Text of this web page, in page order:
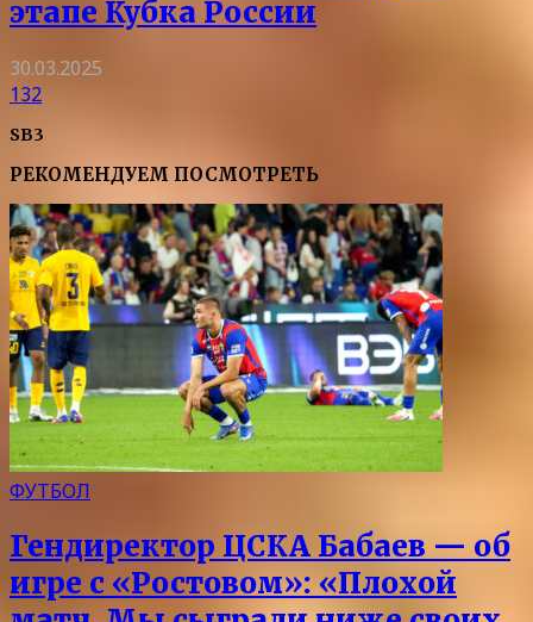
этапе Кубка России
30.03.2025
132
SB3
РЕКОМЕНДУЕМ ПОСМОТРЕТЬ
ФУТБОЛ
Гендиректор ЦСКА Бабаев — об
игре с «Ростовом»: «Плохой